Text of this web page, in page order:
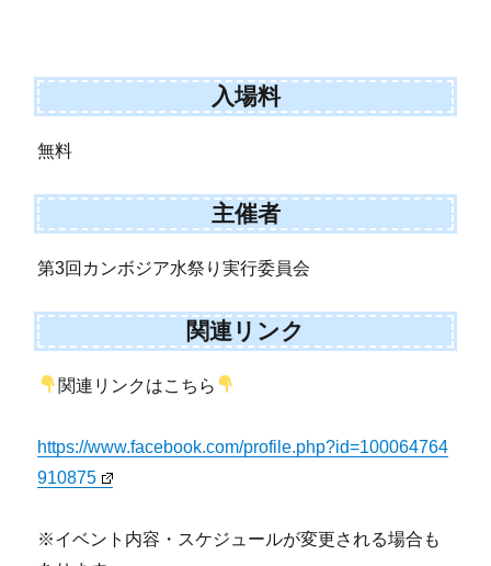
入場料
無料
主催者
第3回カンボジア水祭り実行委員会
関連リンク
関連リンクはこちら
https://www.facebook.com/profile.php?id=100064764
910875
※イベント内容・スケジュールが変更される場合も